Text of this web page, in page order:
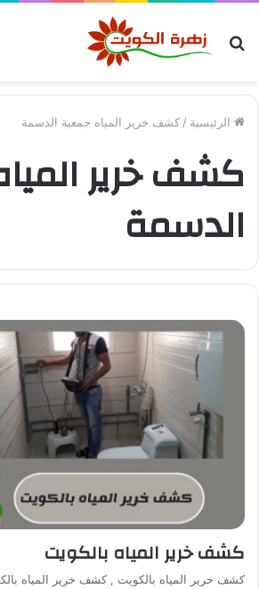
بحث
الرئيسية / كشف خرير المياه جمعية الدسمة
كشف خرير
الدسمة
كشف خرير المياه بالكويت
كشف خرير المياه بالكويت , كشف خرير المياه